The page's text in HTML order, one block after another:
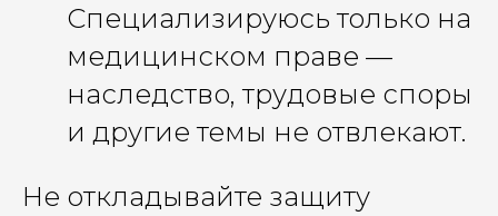
Специализируюсь только на
медицинском праве —
наследство, трудовые споры
и другие темы не отвлекают.
Не откладывайте защиту